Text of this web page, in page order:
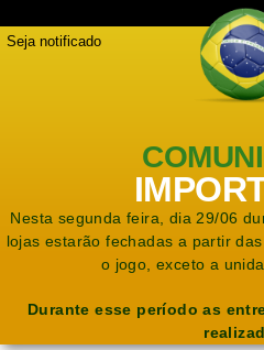
Seja notificado
Nesta segunda feira, dia 29/06
lojas estarão fechadas a partir
o jogo, exceto a
Durante esse período as